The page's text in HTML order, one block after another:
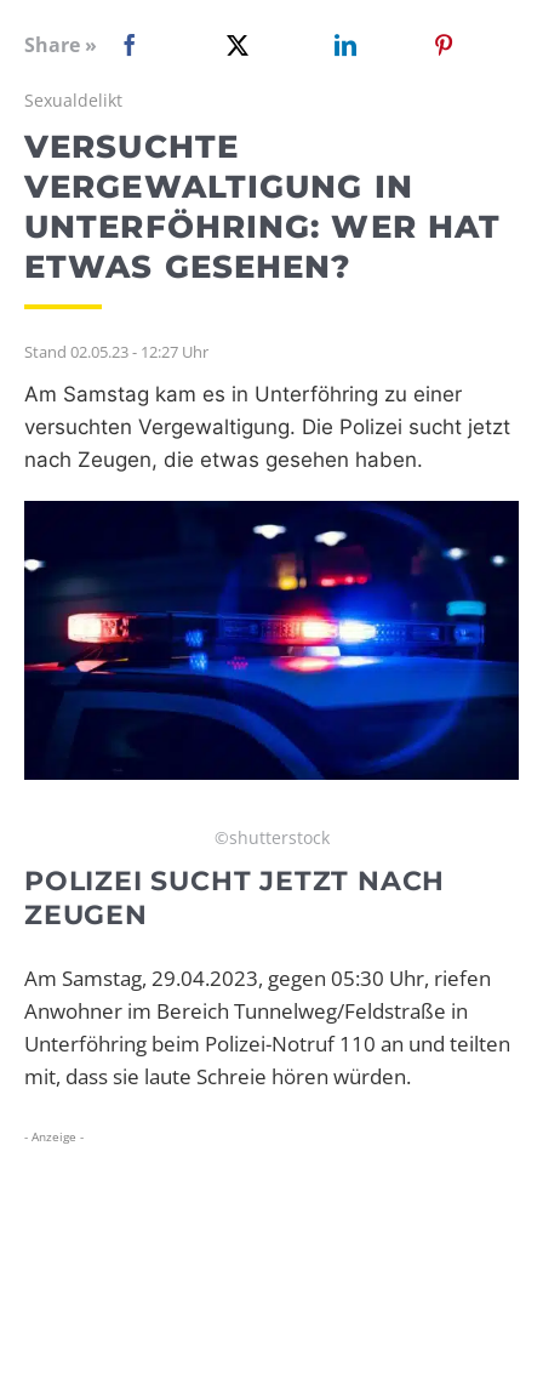
WEBRADIO
Share »
Sexualdelikt
VERSUCHTE
VERGEWALTIGUNG IN
UNTERFÖHRING: WER HAT
ETWAS GESEHEN?
Stand 02.05.23 - 12:27 Uhr
Am Samstag kam es in Unterföhring zu einer
versuchten Vergewaltigung. Die Polizei sucht jetzt
nach Zeugen, die etwas gesehen haben.
©shutterstock
POLIZEI SUCHT JETZT NACH
ZEUGEN
Am Samstag, 29.04.2023, gegen 05:30 Uhr, riefen
Anwohner im Bereich Tunnelweg/Feldstraße in
Unterföhring beim Polizei-Notruf 110 an und teilten
mit, dass sie laute Schreie hören würden.
- Anzeige -